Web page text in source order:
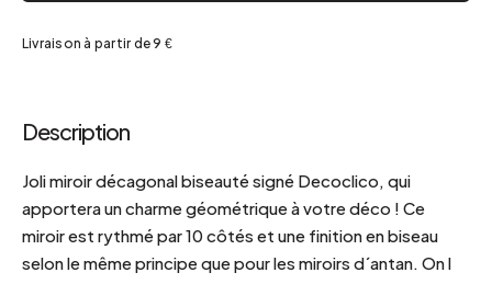
Livraison à partir de 9 €
Description
Joli miroir décagonal biseauté signé Decoclico, qui
apportera un charme géométrique à votre déco ! Ce
miroir est rythmé par 10 côtés et une finition en biseau
selon le même principe que pour les miroirs d´antan. On l